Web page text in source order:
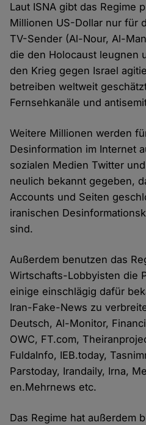
Laut ISNA gibt das Regime
Millionen US-Dollar nur für
TV-Sender (Al-Nour, Al-
die den Holocaust leugnen
den Krieg gegen Israel
betreiben weltweit
Fernsehkanäle und
Weitere Millionen werden
Desinformation im Internet
sozialen Medien Twitter
neulich bekannt gegeben,
Accounts und Seiten
iranischen
sind.
Außerdem benutzen das
Wirtschafts-Lobbyisten die
einige einschlägig dafür
Iran-Fake-News zu
Deutsch, Al-Monitor,
OWC, FT.com,
FuldaInfo, IEB.today,
Parstoday, Irandaily, Irna,
en.Mehrnews etc.
Das Regime hat außerdem